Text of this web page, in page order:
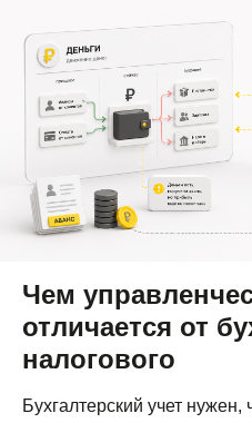
Чем
отличается от
налогового
Бухгалтерский учет